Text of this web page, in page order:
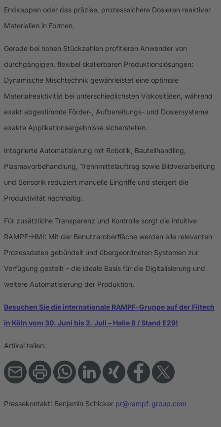
Endkappen oder das präzise, prozesssichere Dosieren reaktiver
Materialien in Formen.
Gerade bei hohen Stückzahlen profitieren Anwender von
durchgängigen, flexibel skalierbaren Produktionslösungen:
Dynamische Mischtechnik gewährleistet eine optimale
Materialreaktivität bei unterschiedlichsten Viskositäten, während
exakt abgestimmte Förder-, Aufbereitungs- und Dosiersysteme
exakte Applikationsergebnisse sicherstellen.
Integrierte Automatisierung mit Robotik, Bauteilhandling,
Plasmavorbehandlung, Trennmittelauftrag sowie Bildverarbeitung
und Sensorik reduziert manuelle Eingriffe und steigert die
Produktivität nachhaltig.
Für zusätzliche Transparenz und Kontrolle sorgt die intuitive
RAMPF-HMI: Mit der Benutzeroberfläche werden alle relevanten
Prozessdaten gebündelt und übergeordneten Systemen zur
Verfügung gestellt – die ideale Basis für die Digitalisierung und
weitere Automatisierung der Produktion.
Besuchen Sie die internationale RAMPF-Gruppe auf der Filtech
in Köln vom 30. Juni bis 2. Juli – Halle 8 / Stand E29!
Artikel teilen:
Pressekontakt: Benjamin Schicker pr@rampf-group.com